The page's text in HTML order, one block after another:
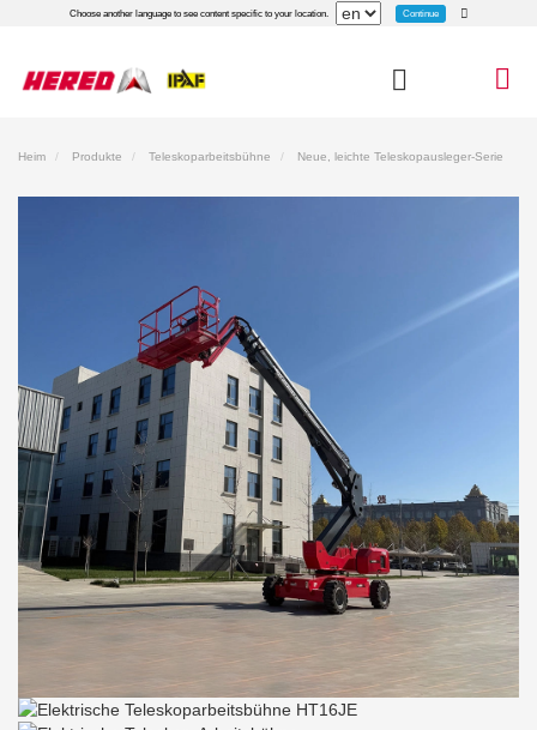
Choose another language to see content specific to your location. Continue
Heim Produkte Teleskoparbeitsbühne Neue, leichte Teleskopausleger-Serie